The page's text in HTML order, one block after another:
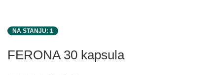
NA STANJU: 1
FERONA 30 kapsula